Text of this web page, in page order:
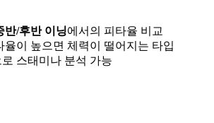
반/후반 이닝에서의 피타율 비교
율이 높으면 체력이 떨어지는 타입
스태미나 분석 가능